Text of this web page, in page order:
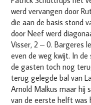
werd vervangen door
die aan de basis stond
door Neef werd
Visser, 2 – 0. Bargeres
even de weg kwijt. In
de gasten toch nog
terug gelegde bal van
Arnold Malkus maar hij
van de eerste helft was